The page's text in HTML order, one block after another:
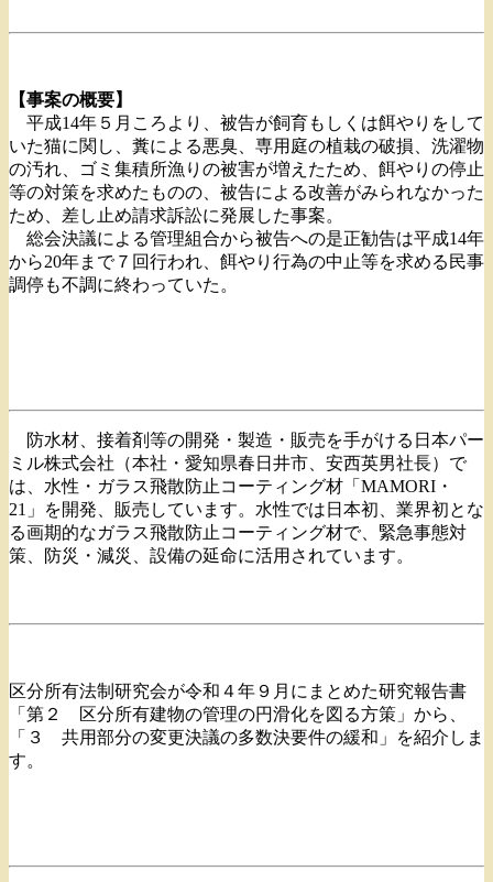
【事案の概要】
平成14年５月ころより、被告が飼育もしくは餌やりをして
いた猫に関し、糞による悪臭、専用庭の植栽の破損、洗濯物
の汚れ、ゴミ集積所漁りの被害が増えたため、餌やりの停止
等の対策を求めたものの、被告による改善がみられなかった
ため、差し止め請求訴訟に発展した事案。
総会決議による管理組合から被告への是正勧告は平成14年
から20年まで７回行われ、餌やり行為の中止等を求める民事
調停も不調に終わっていた。
防水材、接着剤等の開発・製造・販売を手がける日本パー
ミル株式会社（本社・愛知県春日井市、安西英男社長）で
は、水性・ガラス飛散防止コーティング材「MAMORI・
21」を開発、販売しています。水性では日本初、業界初とな
る画期的なガラス飛散防止コーティング材で、緊急事態対
策、防災・減災、設備の延命に活用されています。
区分所有法制研究会が令和４年９月にまとめた研究報告書
「第２ 区分所有建物の管理の円滑化を図る方策」から、
「３ 共用部分の変更決議の多数決要件の緩和」を紹介しま
す。